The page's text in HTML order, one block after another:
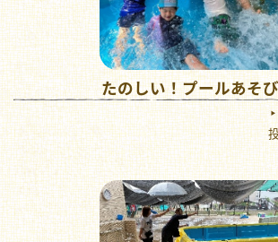
たのしい！プールあそ